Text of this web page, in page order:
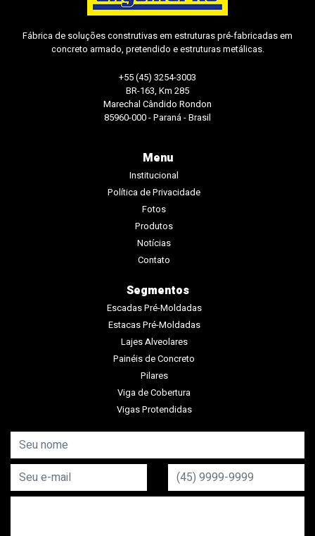
Fábrica de soluções construtivas em estruturas pré-fabricadas em
concreto armado, pretendido e estruturas metálicas.
+55 (45) 3254-3003
BR-163, Km 285
Marechal Cândido Rondon
85960-000 - Paraná - Brasil
Menu
Institucional
Política de Privacidade
Fotos
Produtos
Notícias
Contato
Segmentos
Escadas Pré-Moldadas
Estacas Pré-Moldadas
Lajes Alveolares
Painéis de Concreto
Pilares
Viga de Cobertura
Vigas Protendidas